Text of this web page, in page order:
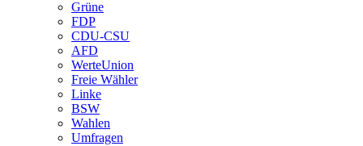
Grüne
FDP
CDU-CSU
AFD
WerteUnion
Freie Wähler
Linke
BSW
Wahlen
Umfragen